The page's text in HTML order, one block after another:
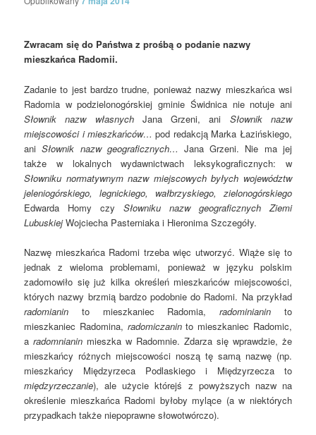
Zwracam się do Państwa z prośbą o podanie nazwy
mieszkańca Radomii.
Zadanie to jest bardzo trudne, ponieważ nazwy mieszkańca wsi
Radomia w podzielonogórskiej gminie Świdnica nie notuje ani
Słownik nazw własnychJana Grzeni, ani Słownik nazw
miejscowości i mieszkańców… pod redakcją Marka Łazińskiego,
aniSłownik nazw geograficznych… Jana Grzeni. Nie ma jej
także w lokalnych wydawnictwach leksykograficznych: w
Słowniku normatywnym nazw miejscowych byłych województw
jeleniogórskiego, legnickiego, wałbrzyskiego, zielonogórskiego
Edwarda Homy czy Słowniku nazw geograficznych Ziemi
LubuskiejWojciecha Pasterniaka i Hieronima Szczegóły.
Nazwę mieszkańca Radomi trzeba więc utworzyć. Wiąże się to
jednak z wieloma problemami, ponieważ w języku polskim
zadomowiło się już kilka określeń mieszkańców miejscowości,
których nazwy brzmią bardzo podobnie do Radomi. Na przykład
radomianin to mieszkaniec Radomia,radominianin to
mieszkaniec Radomina, radomiczaninto mieszkaniec Radomic,
aradomnianin mieszka w Radomnie. Zdarza się wprawdzie, że
mieszkańcy różnych miejscowości noszą tę samą nazwę (np.
mieszkańcy Międzyrzeca Podlaskiego i Międzyrzecza to
międzyrzeczanie), ale użycie którejś z powyższych nazw na
określenie mieszkańca Radomi byłoby mylące (a w niektórych
przypadkach także niepoprawne słowotwórczo).